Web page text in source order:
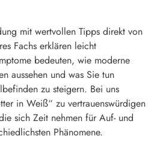
mit wertvollen Tipps direkt von
Fachs erklären leicht
bedeuten, wie moderne
aussehen und was Sie tun
zu steigern. Bei uns
in Weiß“ zu vertrauenswürdigen
sich Zeit nehmen für Auf- und
Phänomene.